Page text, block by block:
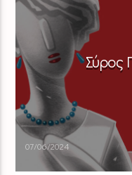
Σύρος
07/06/2024